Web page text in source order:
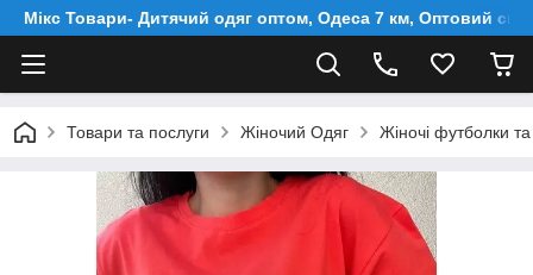
Мікс Товари- Дитячий одяг оптом, Одеса 7 км, Оптовий
Товари та послуги Жіночий Одяг Жіночі футболки